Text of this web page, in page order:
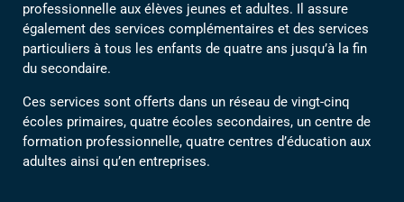
professionnelle aux élèves jeunes et adultes. Il assure
également des services complémentaires et des services
particuliers à tous les enfants de quatre ans jusqu’à la fin
du secondaire.
Ces services sont offerts dans un réseau de vingt-cinq
écoles primaires, quatre écoles secondaires, un centre de
formation professionnelle, quatre centres d’éducation aux
adultes ainsi qu’en entreprises.